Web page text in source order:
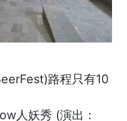
路程只有10
人妖秀 (演出：